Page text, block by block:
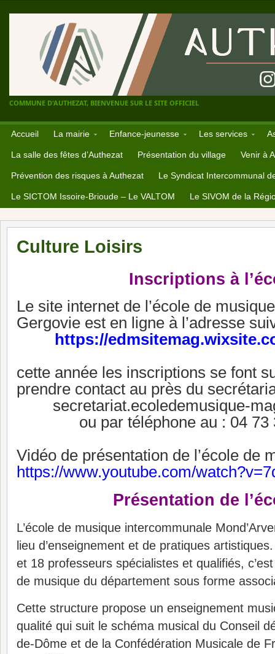
COMMUNE D'AUTHEZAT, BIENVENUE SUR LE SITE OFFICIEL
Accueil La mairie Enfance-jeunesse Les services
La salle des fêtes d’Authezat Présentation du village Venir à
Prévention des risques à Authezat Le Syndicat Intercommunal
Le SICTOM Issoire-Brioude – Le VALTOM Le SIVOM de la
Culture Loisirs
Inscriptions à
Le site internet de l’école de
Gergovie est en ligne à l’adresse
https://
cette année les inscriptions se font
prendre contact au près du
secretariat.ecoledemusique-
ou par téléphone au : 04 73
Vidéo de présentation de l’école de
https://www.youtube.com/
Présentation de
L’école de musique intercommunale
lieu d’enseignement et de pratiques
et 18 professeurs spécialistes et qualifiés,
de musique du département sous forme
Cette structure propose un enseignement
qualité qui suit le schéma musical du Conseil
de-Dôme et de la Confédération Musicale de